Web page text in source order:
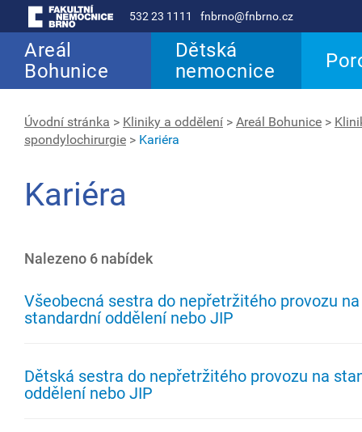
532 23 1111 fnbrno@fnbrno.cz
Areál
Bohunice
Dětská
nemocnice
Úvodní stránka > Kliniky a oddělení > Areál Bohunice >
spondylochirurgie > Kariéra
Kariéra
Nalezeno 6 nabídek
Všeobecná sestra do nepřetržitého provozu na
standardní oddělení nebo JIP
Dětská sestra do nepřetržitého provozu na
oddělení nebo JIP